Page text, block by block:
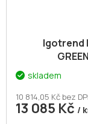
Igotrend
skladem
10 814,05 Kč bez
13 085 Kč /